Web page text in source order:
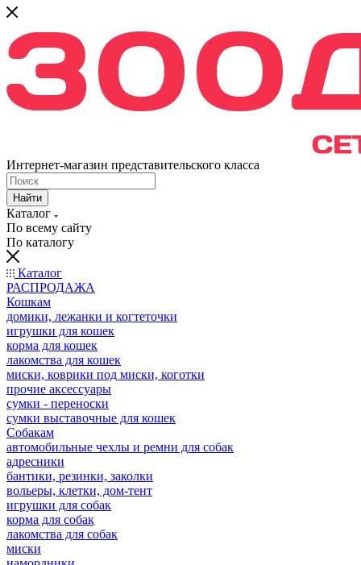
Интернет-магазин представительского класса
Найти
Каталог
По всему сайту
По каталогу
Каталог
РАСПРОДАЖА
Кошкам
домики, лежанки и когтеточки
игрушки для кошек
корма для кошек
лакомства для кошек
миски, коврики под миски, коготки
прочие аксессуары
сумки - переноски
сумки выставочные для кошек
Собакам
автомобильные чехлы и ремни для собак
адресники
бантики, резинки, заколки
вольеры, клетки, дом-тент
игрушки для собак
корма для собак
лакомства для собак
миски